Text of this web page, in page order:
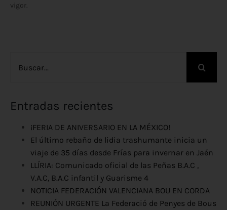
vigor.
Entradas recientes
¡FERIA DE ANIVERSARIO EN LA MÉXICO!
El último rebaño de lidia trashumante inicia un
viaje de 35 días desde Frías para invernar en Jaén
LLÍRIA: Comunicado oficial de las Peñas B.A.C ,
V.A.C, B.A.C infantil y Guarisme 4
NOTICIA FEDERACIÓN VALENCIANA BOU EN CORDA
REUNIÓN URGENTE La Federació de Penyes de Bous